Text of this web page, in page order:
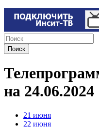
на 24.06.2024
21 июня
22 июня